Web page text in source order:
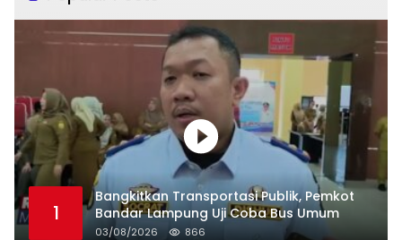
1
Bangkitkan Transportasi Publik, Pemkot
Bandar Lampung Uji Coba Bus Umum
03/08/2026 866